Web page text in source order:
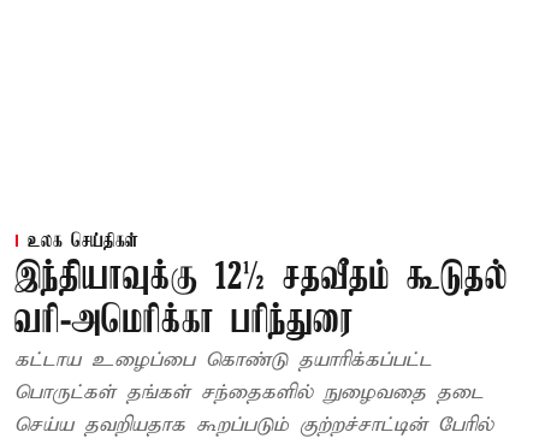
உலக செய்திகள்
இந்தியாவுக்கு 12½ சதவீதம் கூடுதல்
வரி-அமெரிக்கா பரிந்துரை
கட்டாய உழைப்பை கொண்டு தயாரிக்கப்பட்ட
பொருட்கள் தங்கள் சந்தைகளில் நுழைவதை தடை
செய்ய தவறியதாக கூறப்படும் குற்றச்சாட்டின் பேரில்